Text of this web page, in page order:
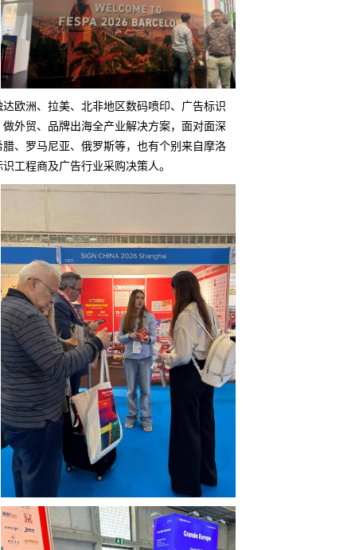
欧洲、拉美、北非地区数码喷印、广告标识
外贸、品牌出海全产业解决方案，面对面深
、罗马尼亚、俄罗斯等，也有个别来自摩洛
工程商及广告行业采购决策人。